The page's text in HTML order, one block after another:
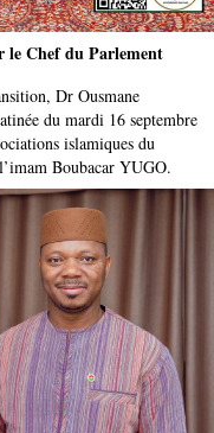
le Chef du Parlement
Dr Ousmane
du mardi 16 septembre
islamiques du
Boubacar YUGO.